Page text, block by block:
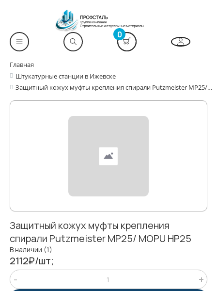
0
Главная
Штукатурные станции в Ижевске
Защитный кожух муфты крепления спирали Putzmeister MP25/ MOPU HP25
Защитный кожух муфты крепления
спирали Putzmeister MP25/ MOPU HP25
В наличии (1)
2112₽/шт;